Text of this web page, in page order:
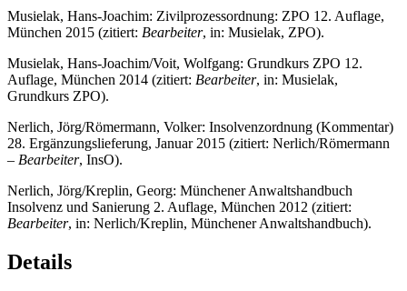
Musielak, Hans-Joachim: Zivilprozessordnung: ZPO 12. Auflage,
München 2015 (zitiert: Bearbeiter, in: Musielak, ZPO).
Musielak, Hans-Joachim/Voit, Wolfgang: Grundkurs ZPO 12.
Auflage, München 2014 (zitiert: Bearbeiter, in: Musielak,
Grundkurs ZPO).
Nerlich, Jörg/Römermann, Volker: Insolvenzordnung (Kommentar)
28. Ergänzungslieferung, Januar 2015 (zitiert: Nerlich/Römermann
– Bearbeiter, InsO).
Nerlich, Jörg/Kreplin, Georg: Münchener Anwaltshandbuch
Insolvenz und Sanierung 2. Auflage, München 2012 (zitiert:
Bearbeiter, in: Nerlich/Kreplin, Münchener Anwaltshandbuch).
Details